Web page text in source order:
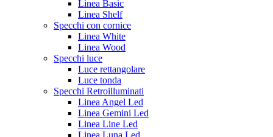
Linea Basic
Linea Shelf
Specchi con cornice
Linea White
Linea Wood
Specchi luce
Luce rettangolare
Luce tonda
Specchi Retroilluminati
Linea Angel Led
Linea Gemini Led
Linea Line Led
Linea Luna Led